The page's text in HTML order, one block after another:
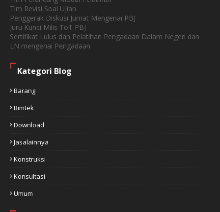
Tim Revisi Soal Ujian
Penggerak Diskusi Jumat Mengenai PBJ
Juru Kunci Milis ToT PBJ
Sertifikat Lulus dan Pelatihan Pengadaan Dalam Negeri dan
LN mengenai Pengadaan
Kategori Blog
Barang
Bimtek
Download
Jasalainnya
Konstruksi
Konsultasi
Umum